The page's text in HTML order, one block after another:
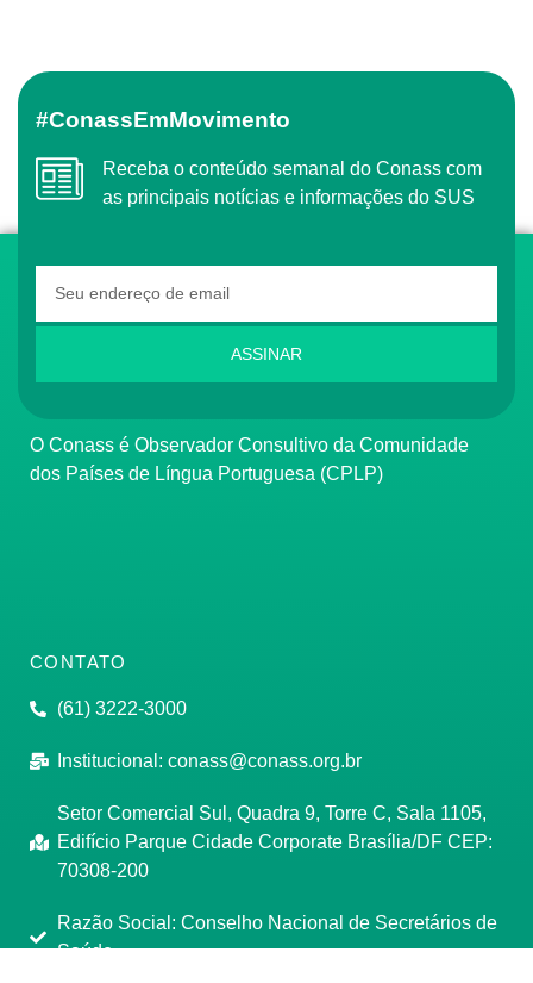
#ConassEmMovimento
Receba o conteúdo semanal do Conass com
as principais notícias e informações do SUS
ASSINAR
O Conass é Observador Consultivo da Comunidade
dos Países de Língua Portuguesa (CPLP)
CONTATO
(61) 3222-3000
Institucional: conass@conass.org.br
Setor Comercial Sul, Quadra 9, Torre C, Sala 1105,
Edifício Parque Cidade Corporate Brasília/DF CEP:
70308-200
Razão Social: Conselho Nacional de Secretários de
Saúde